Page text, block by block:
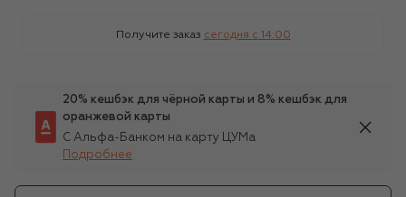
Получите заказ сегодня c 14:00
20% кешбэк для чёрной карты и 8% кешбэк для
оранжевой карты
С Альфа-Банком на карту ЦУМа
Подробнее